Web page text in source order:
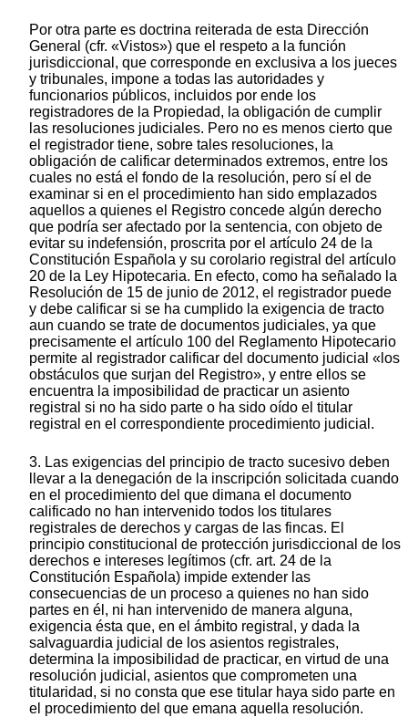
Por otra parte es doctrina reiterada de esta Dirección
General (cfr. «Vistos») que el respeto a la función
jurisdiccional, que corresponde en exclusiva a los jueces
y tribunales, impone a todas las autoridades y
funcionarios públicos, incluidos por ende los
registradores de la Propiedad, la obligación de cumplir
las resoluciones judiciales. Pero no es menos cierto que
el registrador tiene, sobre tales resoluciones, la
obligación de calificar determinados extremos, entre los
cuales no está el fondo de la resolución, pero sí el de
examinar si en el procedimiento han sido emplazados
aquellos a quienes el Registro concede algún derecho
que podría ser afectado por la sentencia, con objeto de
evitar su indefensión, proscrita por el artículo 24 de la
Constitución Española y su corolario registral del artículo
20 de la Ley Hipotecaria. En efecto, como ha señalado la
Resolución de 15 de junio de 2012, el registrador puede
y debe calificar si se ha cumplido la exigencia de tracto
aun cuando se trate de documentos judiciales, ya que
precisamente el artículo 100 del Reglamento Hipotecario
permite al registrador calificar del documento judicial «los
obstáculos que surjan del Registro», y entre ellos se
encuentra la imposibilidad de practicar un asiento
registral si no ha sido parte o ha sido oído el titular
registral en el correspondiente procedimiento judicial.
3. Las exigencias del principio de tracto sucesivo deben
llevar a la denegación de la inscripción solicitada cuando
en el procedimiento del que dimana el documento
calificado no han intervenido todos los titulares
registrales de derechos y cargas de las fincas. El
principio constitucional de protección jurisdiccional de los
derechos e intereses legítimos (cfr. art. 24 de la
Constitución Española) impide extender las
consecuencias de un proceso a quienes no han sido
partes en él, ni han intervenido de manera alguna,
exigencia ésta que, en el ámbito registral, y dada la
salvaguardia judicial de los asientos registrales,
determina la imposibilidad de practicar, en virtud de una
resolución judicial, asientos que comprometen una
titularidad, si no consta que ese titular haya sido parte en
el procedimiento del que emana aquella resolución.